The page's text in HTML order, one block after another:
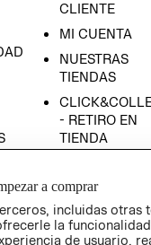
CLIENTE
MI CUENTA
NUESTRAS
TIENDAS
- RETIRO EN
TIENDA
CONDICIONES
AVISO DE
PRIVACIDAD
a comprar
incluidas otras
la
de usuario,